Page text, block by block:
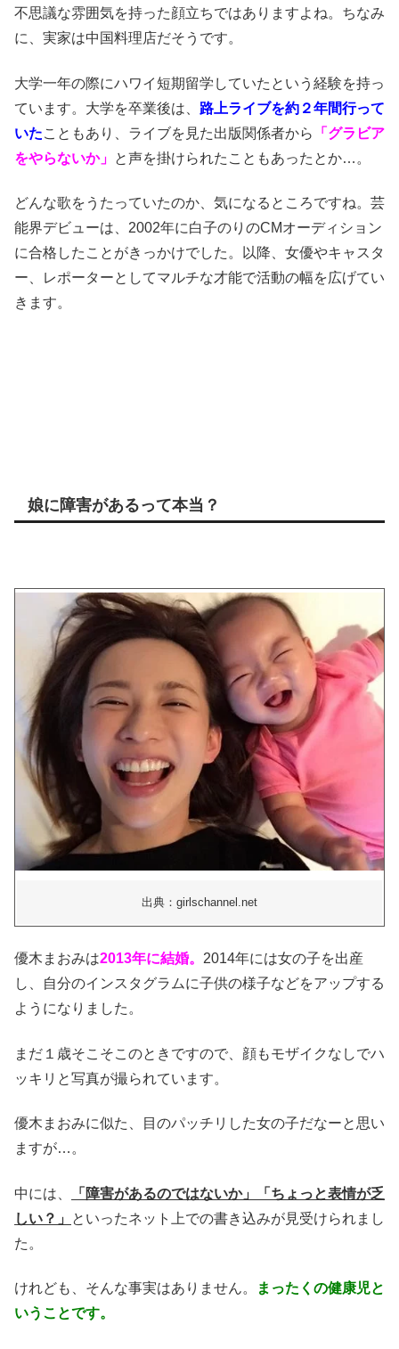
不思議な雰囲気を持った顔立ちではありますよね。ちなみ
に、実家は中国料理店だそうです。
大学一年の際にハワイ短期留学していたという経験を持っ
ています。大学を卒業後は、 路上ライブを約２年間行って
いたこともあり、ライブを見た出版関係者から
「グラビア
をやらないか」 と声を掛けられたこともあったとか…。
どんな歌をうたっていたのか、気になるところですね。芸
能界デビューは、2002年に白子のりのCMオーディション
に合格したことがきっかけでした。以降、女優やキャスタ
ー、レポーターとしてマルチな才能で活動の幅を広げてい
きます。
娘に障害があるって本当？
出典：girlschannel.net
優木まおみは2013年に結婚。 2014年には女の子を出産
し、自分のインスタグラムに子供の様子などをアップする
ようになりました。
まだ１歳そこそこのときですので、顔もモザイクなしでハ
ッキリと写真が撮られています。
優木まおみに似た、目のパッチリした女の子だなーと思い
ますが…。
中には、
「障害があるのではないか」「ちょっと表情が乏
しい？」
といったネット上での書き込みが見受けられまし
た。
けれども、そんな事実はありません。
まったくの健康児と
いうことです。